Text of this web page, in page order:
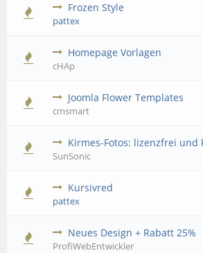
Frozen Style
pattex
Homepage Vorlagen
cHAp
Joomla Flower Templates
cmsmart
Kirmes-Fotos: lizenzfrei und
SunSonic
Kursivred
pattex
Neues Design + Rabatt 25%
ProfiWebEntwickler